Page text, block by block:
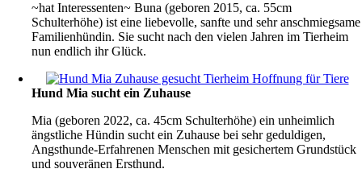
~hat Interessenten~ Buna (geboren 2015, ca. 55cm
Schulterhöhe) ist eine liebevolle, sanfte und sehr anschmiegsame
Familienhündin. Sie sucht nach den vielen Jahren im Tierheim
nun endlich ihr Glück.
Hund Mia sucht ein Zuhause
Mia (geboren 2022, ca. 45cm Schulterhöhe) ein unheimlich
ängstliche Hündin sucht ein Zuhause bei sehr geduldigen,
Angsthunde-Erfahrenen Menschen mit gesichertem Grundstück
und souveränen Ersthund.